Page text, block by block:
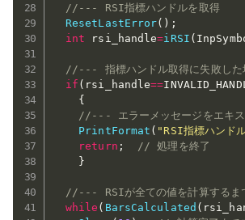
//--- RSI指標ハンドルを取得
ResetLastError( ) ;
int rsi_handle=iRSI (
//--- 指標ハンドル取得に失敗した
if ( rsi_handle==
{
//--- エラーメッセージをエキス
PrintFormat ( "RSI指標ハンド
return ;
// 処理を終了
}
//--- RSIが全ての値を計算するま
while ( BarsCalculated (